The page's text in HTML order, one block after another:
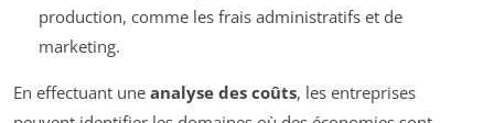
production, comme les frais administratifs et de
marketing.
En effectuant une analyse des coûts, les entreprises